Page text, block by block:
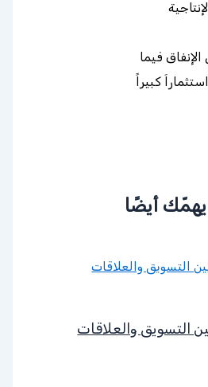
فيما
كبيراً
أيضًا
التسويق والعلاقات